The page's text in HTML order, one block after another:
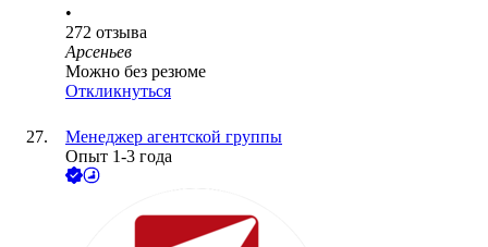
•
272 отзыва
Арсеньев
Можно без резюме
Откликнуться
Менеджер агентской группы
Опыт 1-3 года